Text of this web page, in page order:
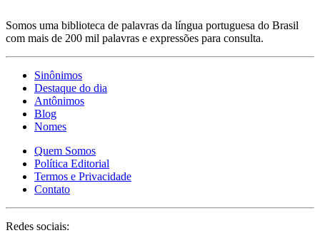
Somos uma biblioteca de palavras da língua portuguesa do Brasil
com mais de 200 mil palavras e expressões para consulta.
Sinônimos
Destaque do dia
Antônimos
Blog
Nomes
Quem Somos
Política Editorial
Termos e Privacidade
Contato
Redes sociais: